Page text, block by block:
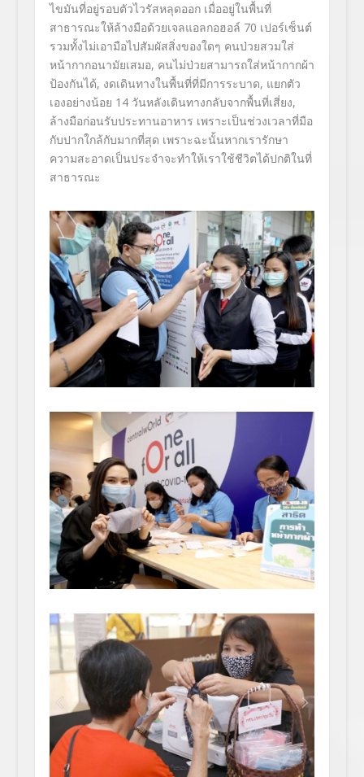
ไขมันที่อยู่รอบตัวไวรัสหลุดออก เมื่ออยู่ในพื้นที่
สาธารณะให้ล้างมือด้วยเจลแอลกอฮอล์ 70 เปอร์เซ็นต์
รวมทั้งไม่เอามือไปสัมผัสสิ่งของใดๆ คนป่วยสวมใส่
หน้ากากอนามัยเสมอ, คนไม่ป่วยสามารถใส่หน้ากากผ้า
ป้องกันได้, งดเดินทางในพื้นที่ที่มีการระบาด, แยกตัว
เองอย่างน้อย 14 วันหลังเดินทางกลับจากพื้นที่เสี่ยง,
ล้างมือก่อนรับประทานอาหาร เพราะเป็นช่วงเวลาที่มือ
กับปากใกล้กับมากที่สุด เพราะฉะนั้นหากเรารักษา
ความสะอาดเป็นประจำจะทำให้เราใช้ชีวิตได้ปกติในที่
สาธารณะ